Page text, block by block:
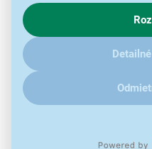
o chovaní na webe pre
V prípade že vás zaujímajú
ďalšími údaji pracujeme,